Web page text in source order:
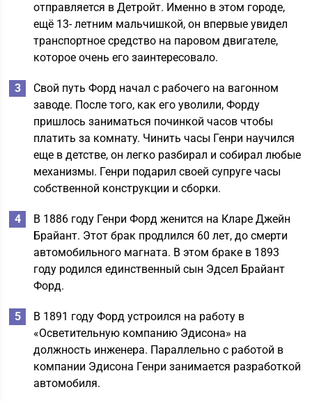
отправляется в Детройт. Именно в этом городе,
ещё 13- летним мальчишкой, он впервые увидел
транспортное средство на паровом двигателе,
которое очень его заинтересовало.
Свой путь Форд начал с рабочего на вагонном
заводе. После того, как его уволили, Форду
пришлось заниматься починкой часов чтобы
платить за комнату. Чинить часы Генри научился
еще в детстве, он легко разбирал и собирал любые
механизмы. Генри подарил своей супруге часы
собственной конструкции и сборки.
В 1886 году Генри Форд женится на Кларе Джейн
Брайант. Этот брак продлился 60 лет, до смерти
автомобильного магната. В этом браке в 1893
году родился единственный сын Эдсел Брайант
Форд.
В 1891 году Форд устроился на работу в
«Осветительную компанию Эдисона» на
должность инженера. Параллельно с работой в
компании Эдисона Генри занимается разработкой
автомобиля.